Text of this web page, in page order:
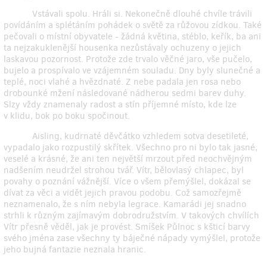
Vstávali spolu. Hráli si. Nekonečně dlouhé chvíle trávili
povídáním a splétáním pohádek o světě za růžovou zídkou. Také
pečovali o místní obyvatele - žádná květina, stéblo, keřík, ba ani
ta nejzakuklenější housenka nezůstávaly ochuzeny o jejich
laskavou pozornost. Protože zde trvalo věčné jaro, vše pučelo,
bujelo a prospívalo ve vzájemném souladu. Dny byly slunečné a
teplé, noci vlahé a hvězdnaté. Z nebe padala jen rosa nebo
drobounké mžení následované nádherou sedmi barev duhy.
Slzy vždy znamenaly radost a stín příjemné místo, kde lze
v klidu, bok po boku spočinout.
Aisling, kudrnaté děvčátko vzhledem sotva desetileté,
vypadalo jako rozpustilý skřítek. Všechno pro ni bylo tak jasné,
veselé a krásné, že ani ten největší mrzout před neochvějným
nadšením neudržel strohou tvář. Vítr, bělovlasý chlapec, byl
povahy o poznání vážnější. Více o všem přemýšlel, dokázal se
dívat za věci a vidět jejich pravou podobu. Což samozřejmě
neznamenalo, že s ním nebyla legrace. Kamarádi jej snadno
strhli k různým zajímavým dobrodružstvím. V takových chvílích
Vítr přesně věděl, jak je provést. Smíšek Půlnoc s kšticí barvy
svého jména zase všechny ty báječné nápady vymýšlel, protože
jeho bujná fantazie neznala hranic.